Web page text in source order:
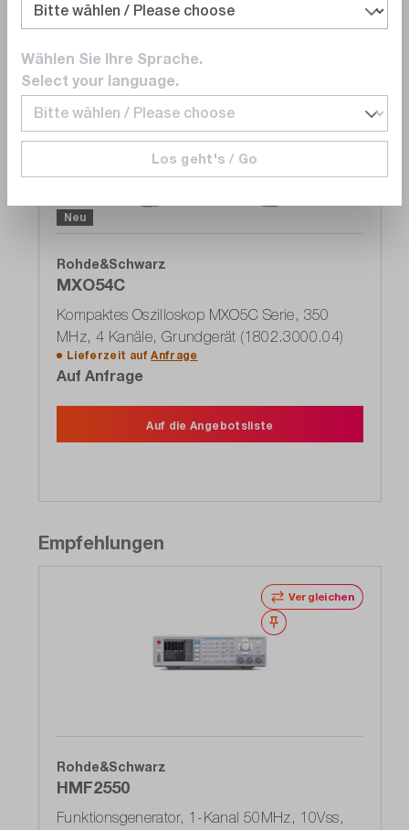
Vergleichen
Neu
Rohde&Schwarz
MXO54C
Kompaktes Oszilloskop MXO5C Serie, 350
MHz, 4 Kanäle, Grundgerät (1802.3000.04)
Lieferzeit aufAnfrage
Auf Anfrage
Auf die Angebotsliste
Empfehlungen
Vergleichen
Merken
Rohde&Schwarz
HMF2550
Funktionsgenerator, 1-Kanal 50MHz, 10Vss,
Wählen Sie Ihre Sprache.
Select your language.
Los geht's / Go